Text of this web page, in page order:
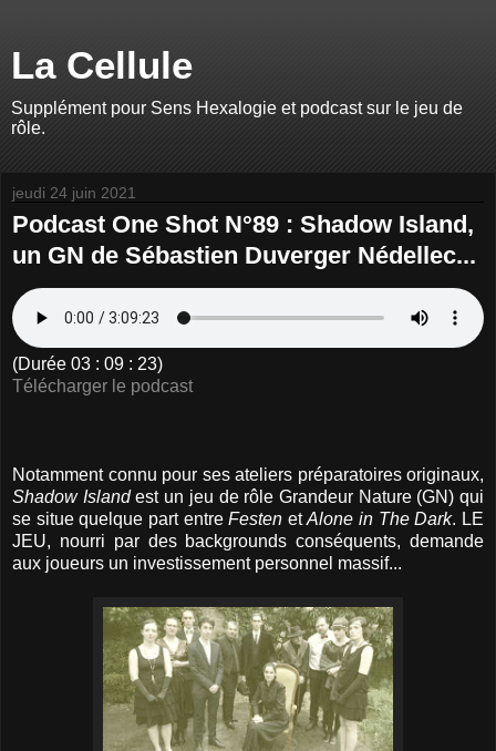
La Cellule
Supplément pour Sens Hexalogie et podcast sur le jeu de
rôle.
jeudi 24 juin 2021
Podcast One Shot N°89 : Shadow Island,
un GN de Sébastien Duverger Nédellec...
(Durée 03 : 09 : 23)
Télécharger le podcast
Notamment connu pour ses ateliers préparatoires originaux,
Shadow Islandest un jeu de rôle Grandeur Nature (GN) qui
se situe quelque part entreFesten etAlone in The Dark. LE
JEU, nourri par des backgrounds conséquents, demande
aux joueurs un investissement personnel massif...